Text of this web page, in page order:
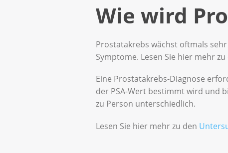
Wie wird
Prostatakrebs wächst oftmals
Symptome. Lesen Sie hier mehr zu
Eine Prostatakrebs-Diagnose
der PSA-Wert bestimmt wird und
zu Person unterschiedlich.
Lesen Sie hier mehr zu den